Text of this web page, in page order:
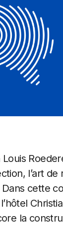
Louis
l’art
cette
la